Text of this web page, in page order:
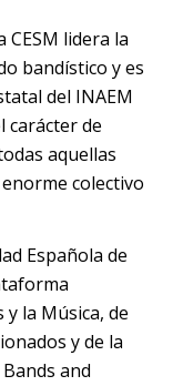
lidera la
bandístico y es
del INAEM
carácter de
aquellas
colectivo
Española de
y la Música, de
y de la
and